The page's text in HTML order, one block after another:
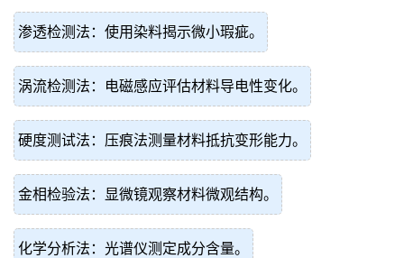
渗透检测法：使用染料揭示微小瑕疵。
涡流检测法：电磁感应评估材料导电性变化。
硬度测试法：压痕法测量材料抵抗变形能力。
金相检验法：显微镜观察材料微观结构。
化学分析法：光谱仪测定成分含量。